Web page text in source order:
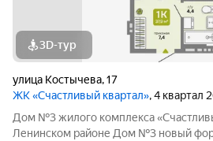
3D-тур
улица Костычева,17
ЖК «Счастливый квартал», 4 квартал
Дом №3 жилого комплекса
Ленинском районе Дом №3 новый формат «Счастливого